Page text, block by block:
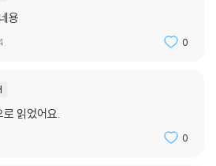
용
0
읽었어요.
0